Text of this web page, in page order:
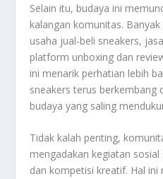
Selain itu, budaya ini
kalangan komunitas.
usaha jual-beli sneakers,
platform unboxing dan
ini menarik perhatian lebih
sneakers terus berkembang
budaya yang saling
Tidak kalah penting,
mengadakan kegiatan
dan kompetisi kreatif. Hal ini